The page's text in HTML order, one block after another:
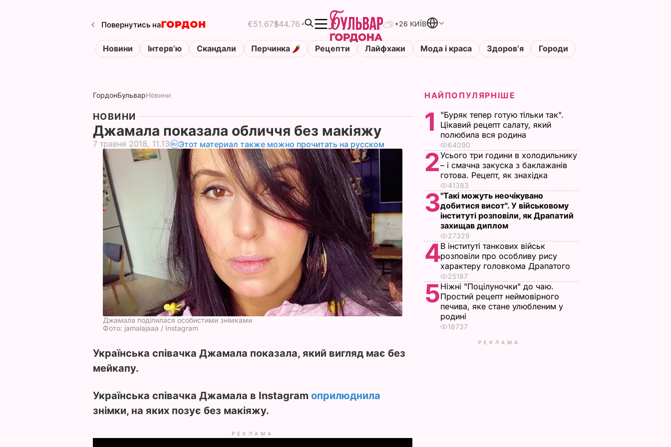
Повернутись на €51.67$44.76 +26 КИЇВ
Новини Інтервʼю Скандали Перчинка Рецепти Лайфхаки Мода і краса Здоровʼя Городи
ГордонБульварНовини
НОВИНИ
Джамала показала обличчя без макіяжу
7 травня 2018, 11.13 Этот материал также можно прочитать на русском
Джамала поділилася особистими знімками
Фото: jamalajaaa / Instagram
Українська співачка Джамала показала, який вигляд має без
мейкапу.
Українська співачка Джамала в Instagram оприлюднила
знімки, на яких позує без макіяжу.
РЕКЛАМА
НАЙПОПУЛЯРНІШЕ
1
"Буряк тепер готую тільки так".
Цікавий рецепт салату, який
полюбила вся родина
64090
2Усього три години в холодильнику
– і смачна закуска з баклажанів
готова. Рецепт, як знахідка
41383
3"Такі можуть неочікувано
добитися висот". У військовому
інституті розповіли, як Драпатий
захищав диплом
27329
4В інституті танкових військ
розповіли про особливу рису
характеру головкома Драпатого
25187
5Ніжні "Поцілуночки" до чаю.
Простий рецепт неймовірного
печива, яке стане улюбленим у
родині
18737
РЕКЛАМА